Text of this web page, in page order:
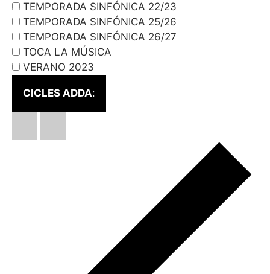
TEMPORADA SINFÓNICA 22/23
TEMPORADA SINFÓNICA 25/26
TEMPORADA SINFÓNICA 26/27
TOCA LA MÚSICA
VERANO 2023
CICLES ADDA: